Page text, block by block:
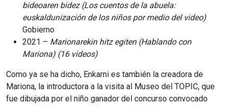
bideoaren bidez (Los cuentos de la abuela:
euskaldunización de los niños por medio del video)
Gobierno
2021 – Marionarekin hitz egiten (Hablando con
Mariona) (16 videos)
Como ya se ha dicho, Enkarni es también la creadora de
Mariona, la introductora a la visita al Museo del TOPIC, que
fue dibujada por el niño ganador del concurso convocado